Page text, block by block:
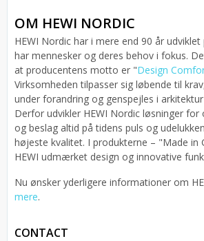
OM HEWI NORDIC
HEWI Nordic har i mere end 90 år
har mennesker og deres behov i fokus.
at producentens motto er "Design
Virksomheden tilpasser sig løbende til
under forandring og genspejles i
Derfor udvikler HEWI Nordic løsninger
og beslag altid på tidens puls og
højeste kvalitet. I produkterne – "Made in
HEWI udmærket design og innovative
Nu ønsker yderligere informationer om
mere.
CONTACT